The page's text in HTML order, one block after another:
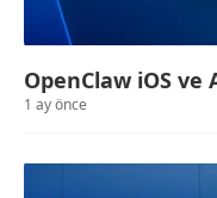
OpenClaw iOS ve
1 ay önce